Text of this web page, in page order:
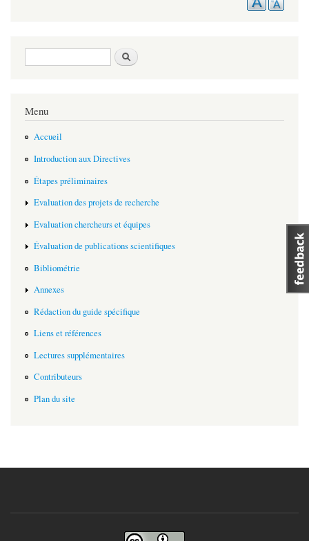
Search form
Menu
Accueil
Introduction aux Directives
Étapes préliminaires
Evaluation des projets de recherche
Evaluation chercheurs et équipes
Évaluation de publications scientifiques
Bibliométrie
Annexes
Rédaction du guide spécifique
Liens et références
Lectures supplémentaires
Contributeurs
Plan du site